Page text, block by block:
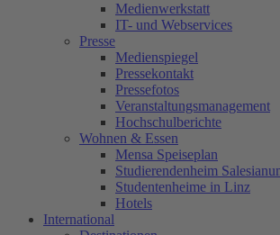
Medienwerkstatt
IT- und Webservices
Presse
Medienspiegel
Pressekontakt
Pressefotos
Veranstaltungsmanagement
Hochschulberichte
Wohnen & Essen
Mensa Speiseplan
Studierendenheim
Studentenheime in Linz
Hotels
International